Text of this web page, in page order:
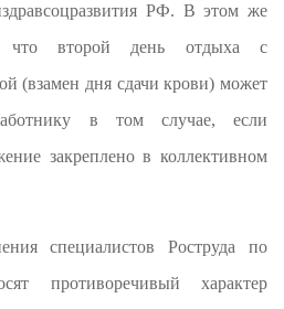
РФ. В этом же
что второй день отдыха с
(взамен дня сдачи крови) может
в том случае, если
закреплено в коллективном
специалистов Роструда по
противоречивый характер